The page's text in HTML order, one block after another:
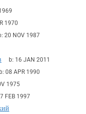
1970
20 NOV 1987
b: 16 JAN 2011
b: 08 APR 1990
1975
FEB 1997